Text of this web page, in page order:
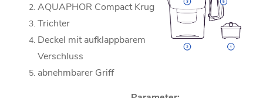
AQUAPHOR Compact Krug
Trichter
Deckel mit aufklappbarem
Verschluss
abnehmbarer Griff